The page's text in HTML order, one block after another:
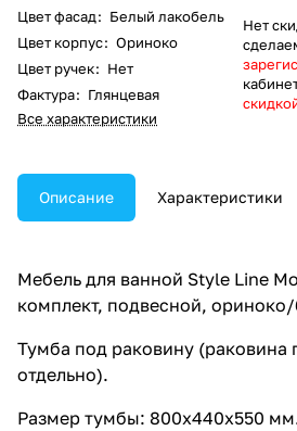
Цвет фасад: Белый лакобель
Цвет корпус: Ориноко
Цвет ручек: Нет
Фактура: Глянцевая
Все характеристики
Нет
Описание Характеристики
Мебель для ванной Style Line
комплект, подвесной,
Тумба под раковину (раковина
отдельно).
Размер тумбы: 800x440x550